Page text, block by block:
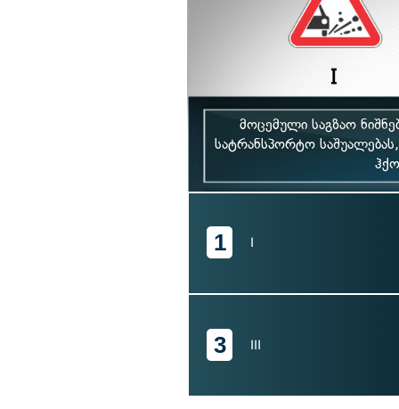
მოცემული საგზაო
სატრანსპორტო
1 I
3 III